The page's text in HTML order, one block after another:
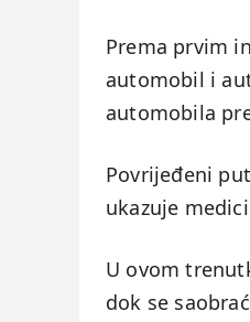
Prema prvim
automobil i
automobila
Povrijeđeni
ukazuje
U ovom
dok se